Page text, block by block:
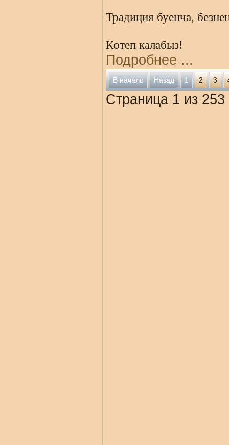
Традиция буенча,
Көтеп калабыз!
Подробнее ...
В начало Назад 1 2 3
Страница 1 из 253